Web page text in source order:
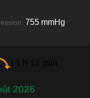
755 mmHg
15 h 12 min
2026